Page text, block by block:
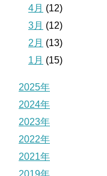
4月 (12)
3月 (12)
2月 (13)
1月 (15)
2025年
2024年
2023年
2022年
2021年
2019年